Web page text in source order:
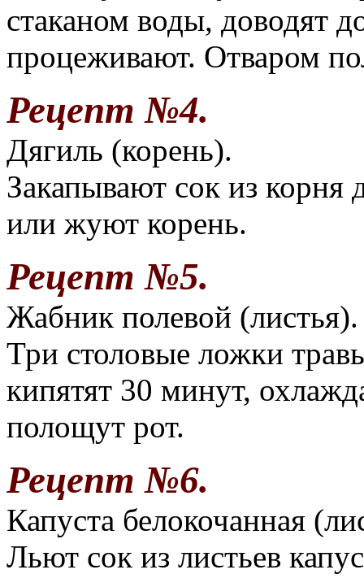
стаканом воды, доводят
процеживают. Отваром
Рецепт №4.
Дягиль (корень).
Закапывают сок из корня
или жуют корень.
Рецепт №5.
Жабник полевой (листья).
Три столовые ложки
кипятят 30 минут,
полощут рот.
Рецепт №6.
Капуста белокочанная
Льют сок из листьев